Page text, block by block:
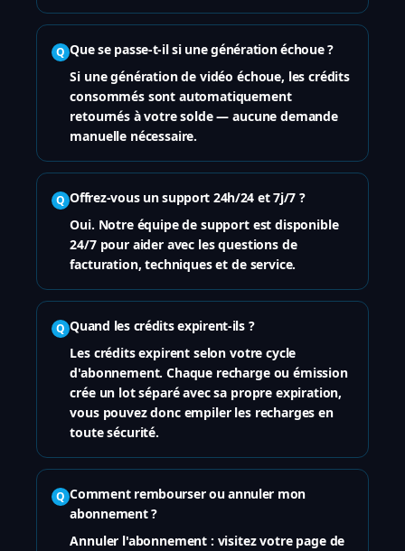
Q Que se passe-t-il si une génération échoue ?
Si une génération de vidéo échoue, les crédits
consommés sont automatiquement
retournés à votre solde — aucune demande
manuelle nécessaire.
Q Offrez-vous un support 24h/24 et 7j/7 ?
Oui. Notre équipe de support est disponible
24/7 pour aider avec les questions de
facturation, techniques et de service.
Q Quand les crédits expirent-ils ?
Les crédits expirent selon votre cycle
d'abonnement. Chaque recharge ou émission
crée un lot séparé avec sa propre expiration,
vous pouvez donc empiler les recharges en
toute sécurité.
Q Comment rembourser ou annuler mon
abonnement ?
Annuler l'abonnement : visitez votre page de